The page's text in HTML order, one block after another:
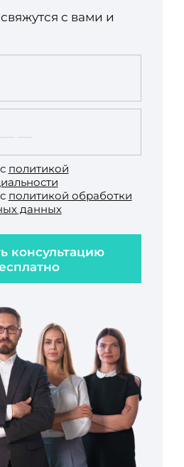
с вами и
консультацию
политикой
политикой обработки
данных